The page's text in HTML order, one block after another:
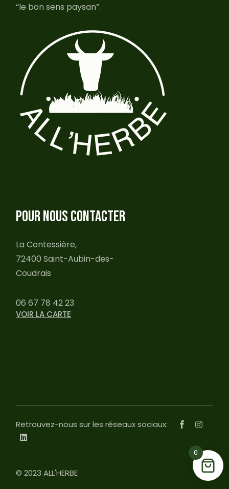
“le bon sens paysan”.
POUR NOUS CONTACTER
La Contessière,
72400 Saint-Aubin-des-
Coudrais
06 67 78 42 23
VOIR LA CARTE
Retrouvez-nous sur les réseaux sociaux:
© 2023ALL'HERBE
0